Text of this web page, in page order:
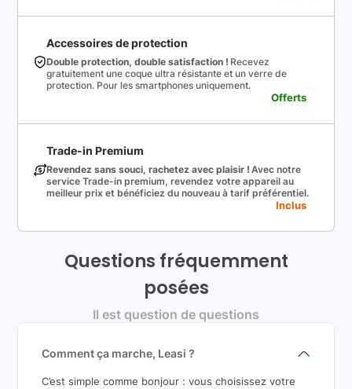
Accessoires de protection
Double protection, double satisfaction ! Recevez
gratuitement une coque ultra résistante et un verre de
protection. Pour les smartphones uniquement.
Offerts
Trade-in Premium
Revendez sans souci, rachetez avec plaisir ! Avec notre
service Trade-in premium, revendez votre appareil au
meilleur prix et bénéficiez du nouveau à tarif préférentiel.
Inclus
Questions fréquemment
posées
Il est question de questions
Comment ça marche, Leasi ?
C’est simple comme bonjour : vous choisissez votre